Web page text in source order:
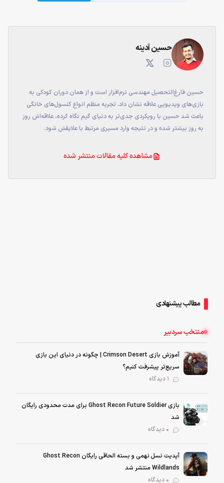
حسین آدینه
حسین فارغ‌التحصیل مهندسی نرم‌افزار است و از همان دوران کودکی به
بازی‌های ویدیویی علاقه نشان داد. تجربه منظم انواع کنسول‌های خانگی
باعث شد حسین با رویکردی جدی‌تر به دنیای گیم نگاه کرده، علاقه‌اش روز
به روز بیشتر شده و در نتیجه وارد مسیری مرتبط با علایقش شود.
مشاهده کلیه مقالات منتشر شده
مطالب پیشنهادی
منتخب سردبیر
آموزش بازی Crimson Desert | چگونه در دنیای این بازی
سریع‌تر پیشرفت کنیم؟
بازی Ghost Recon Future Soldier برای مدت محدودی رایگان
شد
آپدیت نسل نهمی و بسته الحاقی رایگان Ghost Recon
Wildlands منتشر شد